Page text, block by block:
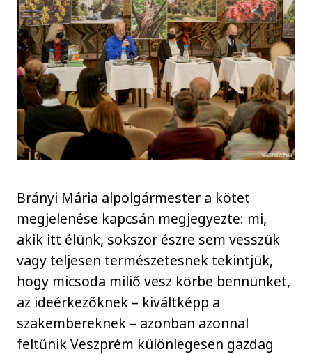
Brányi Mária alpolgármester a kötet
megjelenése kapcsán megjegyezte: mi,
akik itt élünk, sokszor észre sem vesszük
vagy teljesen természetesnek tekintjük,
hogy micsoda miliő vesz körbe bennünket,
az ideérkezőknek – kiváltképp a
szakembereknek – azonban azonnal
feltűnik Veszprém különlegesen gazdag